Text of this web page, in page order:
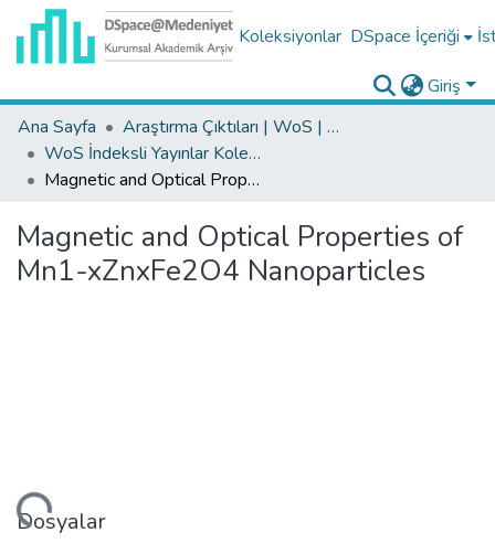
Koleksiyonlar DSpace İçeriği
Giriş
Ana Sayfa
Araştırma Çıktıları | WoS | Scopus | TR-Dizin | PubMed
WoS İndeksli Yayınlar Koleksiyonu
Magnetic and Optical Properties of Mn1-xZnxFe2O4 Nanoparticles
Magnetic and Optical Properties of
Mn1-xZnxFe2O4 Nanoparticles
Dosyalar